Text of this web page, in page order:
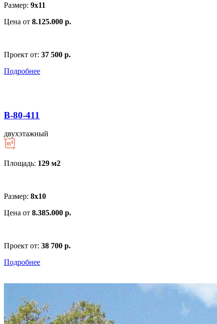
Размер: 9х11
Цена от 8.125.000 р.
Проект от: 37 500 р.
Подробнее
В-80-411
двухэтажный
Площадь: 129 м2
Размер: 8х10
Цена от 8.385.000 р.
Проект от: 38 700 р.
Подробнее